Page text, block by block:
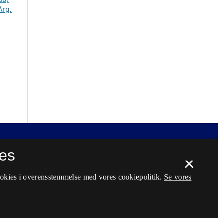
×
i overensstemmelse med vores cookiepolitik. Se vores